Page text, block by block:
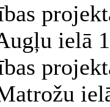
ielā